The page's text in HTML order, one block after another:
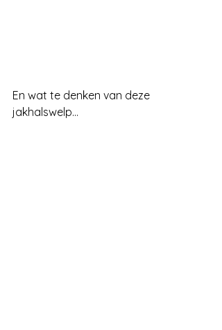
En wat te denken van deze
jakhalswelp...